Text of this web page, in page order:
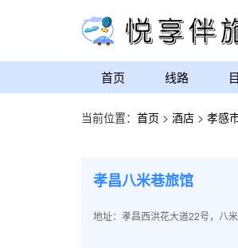
首页 线路
当前位置： 首页 > 酒店 > 孝感
孝昌八米巷旅馆
地址：孝昌西洪花大道22号，八米